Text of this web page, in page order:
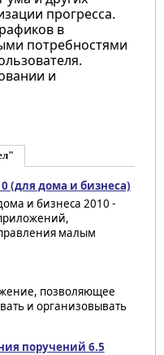
прогресса.
в
потребностями
и
(для дома и бизнеса)
и бизнеса 2010 -
малым
позволяющее
и организовывать
поручений 6.5